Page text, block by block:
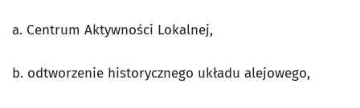
a. Centrum Aktywności Lokalnej,
b. odtworzenie historycznego układu alejowego,